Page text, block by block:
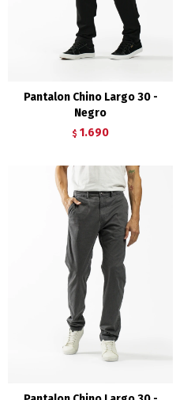
Pantalon Chino Largo 30 -
Negro
$ 1.690